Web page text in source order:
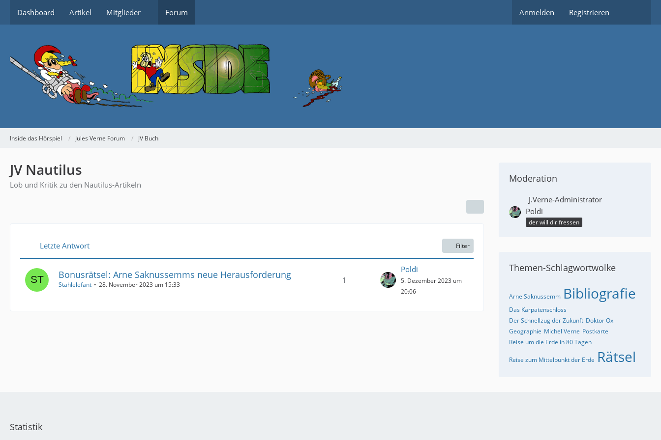
Dashboard Artikel Mitglieder Forum Anmelden Registrieren
Inside das Hörspiel Jules Verne Forum JV Buch
JV Nautilus
Lob und Kritik zu den Nautilus-Artikeln
Letzte Antwort Filter
Bonusrätsel: Arne Saknussemms neue Herausforderung
Stahlelefant 28. November 2023 um 15:33 1
Poldi
5. Dezember 2023 um
20:06
Moderation
J.Verne-Administrator
Poldi
der will dir fressen
Themen-Schlagwortwolke
Arne Saknussemm Bibliografie
Das Karpatenschloss
Der Schnellzug der Zukunft Doktor Ox
Geographie Michel Verne Postkarte
Reise um die Erde in 80 Tagen
Reise zum Mittelpunkt der Erde Rätsel
Statistik